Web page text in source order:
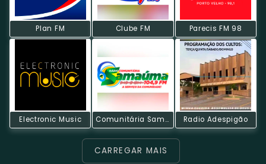
Plan FM Clube FM Parecis FM 98
Electronic Music Comunitária Samauma Radio Adespigão
CARREGAR MAIS